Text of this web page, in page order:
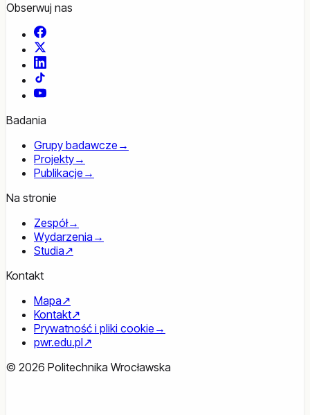
Obserwuj nas
Facebook
YouTube
Badania
Grupy badawcze →
Projekty→
Publikacje →
Na stronie
Zespół→
Wydarzenia →
Studia↗
Kontakt
Mapa↗
Kontakt↗
Prywatność i pliki cookie →
pwr.edu.pl↗
© 2026 Politechnika Wrocławska